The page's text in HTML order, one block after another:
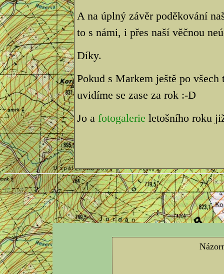
A na úplný závěr poděkování
to s námi, i přes naší věčnou
Díky.
Pokud s Markem ještě po
uvidíme se zase za rok :-D
Jo a fotogalerie letošního roku